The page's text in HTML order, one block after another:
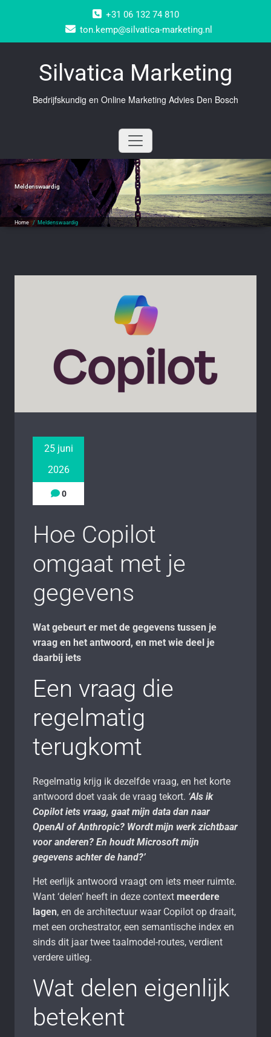
+31 06 132 74 810
ton.kemp@silvatica-marketing.nl
Silvatica Marketing
Bedrijfskundig en Online Marketing Advies Den Bosch
Meldenswaardig
Home / Meldenswaardig
25 juni
2026
0
Hoe Copilot
omgaat met je
gegevens
Wat gebeurt er met de gegevens tussen je
vraag en het antwoord, en met wie deel je
daarbij iets
Een vraag die
regelmatig
terugkomt
Regelmatig krijg ik dezelfde vraag, en het korte
antwoord doet vaak de vraag tekort. ‘Als ik
Copilot iets vraag, gaat mijn data dan naar
OpenAI of Anthropic? Wordt mijn werk zichtbaar
voor anderen? En houdt Microsoft mijn
gegevens achter de hand?’
Het eerlijk antwoord vraagt om iets meer ruimte.
Want ‘delen’ heeft in deze context meerdere
lagen, en de architectuur waar Copilot op draait,
met een orchestrator, een semantische index en
sinds dit jaar twee taalmodel-routes, verdient
verdere uitleg.
Wat delen eigenlijk
betekent